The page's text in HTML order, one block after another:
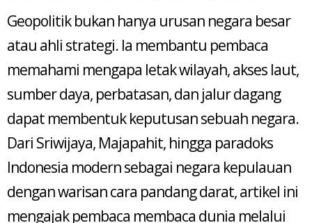
16
Geopolitik bukan hanya urusan negara besar
atau ahli strategi. Ia membantu pembaca
memahami mengapa letak wilayah, akses laut,
sumber daya, perbatasan, dan jalur dagang
dapat membentuk keputusan sebuah negara.
Dari Sriwijaya, Majapahit, hingga paradoks
Indonesia modern sebagai negara kepulauan
dengan warisan cara pandang darat, artikel ini
mengajak pembaca membaca dunia melalui